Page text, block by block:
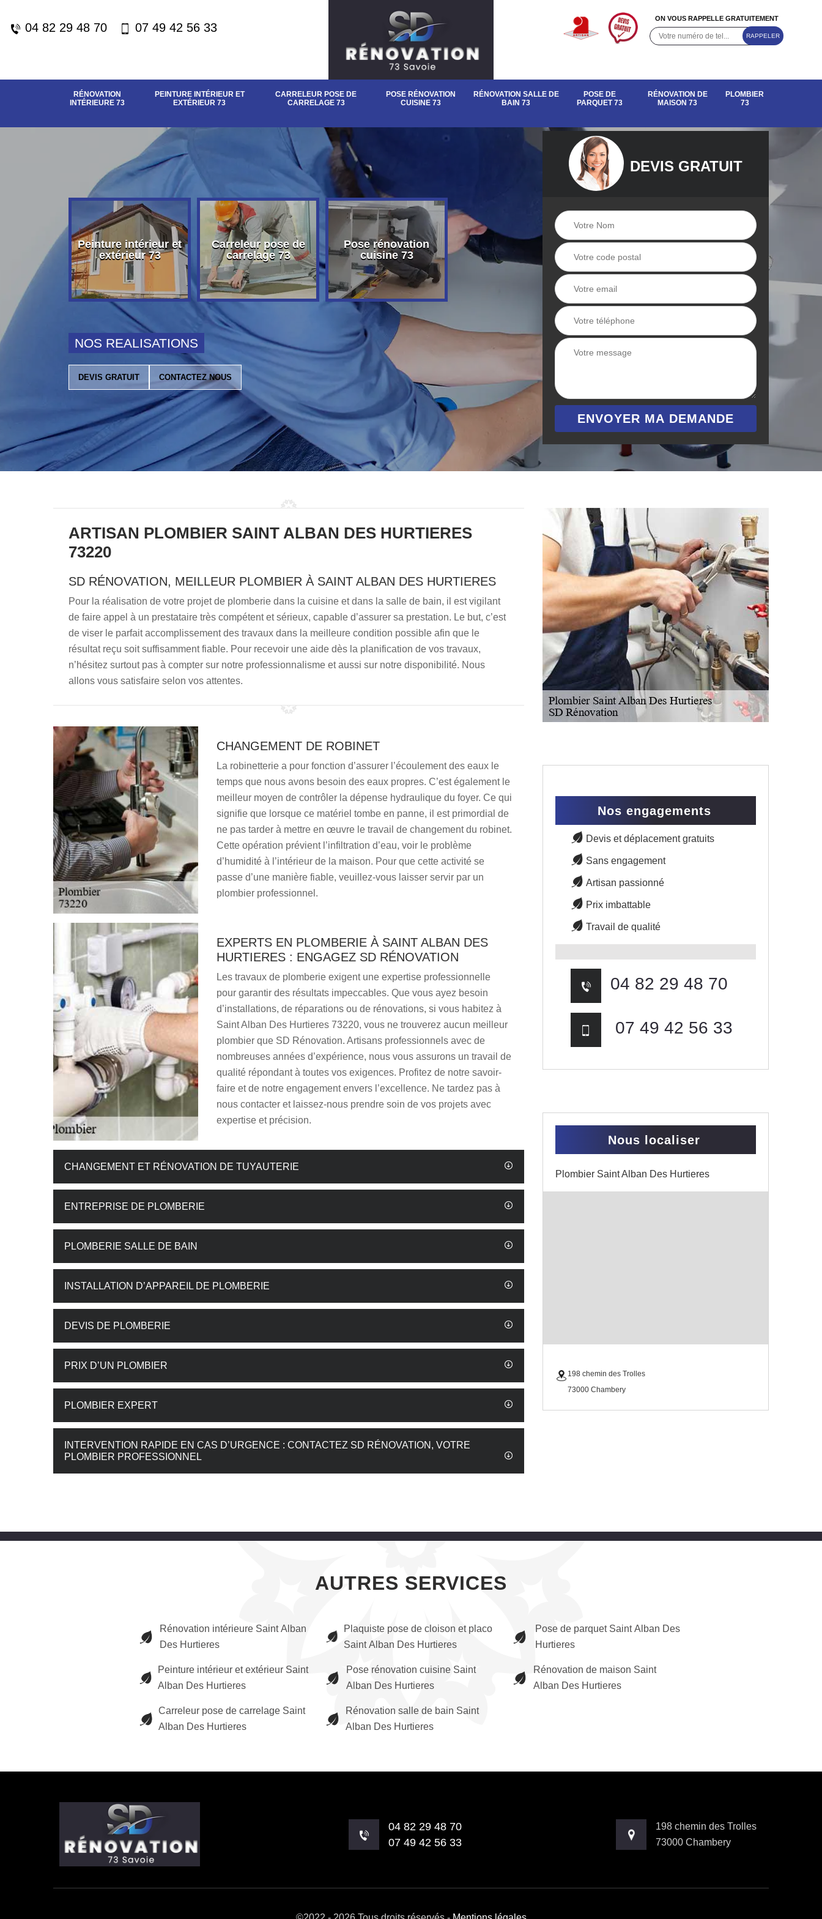
04 82 29 48 70 07 49 42 56 33
ON VOUS RAPPELLE GRATUITEMENT
RÉNOVATION
INTÉRIEURE 73
PEINTURE INTÉRIEUR ET
EXTÉRIEUR 73
CARRELEUR POSE DE
CARRELAGE 73
POSE RÉNOVATION
CUISINE 73
RÉNOVATION SALLE DE
BAIN 73
POSE DE
PARQUET 73
RÉNOVATION DE
MAISON 73
PLOMBIER
73
Peinture intérieur et
extérieur 73
Carreleur pose de
carrelage 73
Pose rénovation
cuisine 73
Rénovation salle de
bain 73
Rénovation de
maison 73
NOS REALISATIONS
DEVIS GRATUIT CONTACTEZ NOUS
DEVIS GRATUIT
ARTISAN PLOMBIER SAINT ALBAN DES HURTIERES
73220
SD RÉNOVATION, MEILLEUR PLOMBIER À SAINT ALBAN DES HURTIERES
Pour la réalisation de votre projet de plomberie dans la cuisine et dans la salle de bain, il est vigilant
de faire appel à un prestataire très compétent et sérieux, capable d’assurer sa prestation. Le but, c’est
de viser le parfait accomplissement des travaux dans la meilleure condition possible afin que le
résultat reçu soit suffisamment fiable. Pour recevoir une aide dès la planification de vos travaux,
n’hésitez surtout pas à compter sur notre professionnalisme et aussi sur notre disponibilité. Nous
allons vous satisfaire selon vos attentes.
CHANGEMENT DE ROBINET
La robinetterie a pour fonction d’assurer l’écoulement des eaux le
temps que nous avons besoin des eaux propres. C’est également le
meilleur moyen de contrôler la dépense hydraulique du foyer. Ce qui
signifie que lorsque ce matériel tombe en panne, il est primordial de
ne pas tarder à mettre en œuvre le travail de changement du robinet.
Cette opération prévient l’infiltration d’eau, voir le problème
d’humidité à l’intérieur de la maison. Pour que cette activité se
passe d’une manière fiable, veuillez-vous laisser servir par un
plombier professionnel.
EXPERTS EN PLOMBERIE À SAINT ALBAN DES
HURTIERES : ENGAGEZ SD RÉNOVATION
Les travaux de plomberie exigent une expertise professionnelle
pour garantir des résultats impeccables. Que vous ayez besoin
d’installations, de réparations ou de rénovations, si vous habitez à
Saint Alban Des Hurtieres 73220, vous ne trouverez aucun meilleur
plombier que SD Rénovation. Artisans professionnels avec de
nombreuses années d’expérience, nous vous assurons un travail de
qualité répondant à toutes vos exigences. Profitez de notre savoir-
faire et de notre engagement envers l’excellence. Ne tardez pas à
nous contacter et laissez-nous prendre soin de vos projets avec
expertise et précision.
CHANGEMENT ET RÉNOVATION DE TUYAUTERIE
ENTREPRISE DE PLOMBERIE
PLOMBERIE SALLE DE BAIN
INSTALLATION D’APPAREIL DE PLOMBERIE
DEVIS DE PLOMBERIE
PRIX D’UN PLOMBIER
PLOMBIER EXPERT
INTERVENTION RAPIDE EN CAS D’URGENCE : CONTACTEZ SD RÉNOVATION, VOTRE
PLOMBIER PROFESSIONNEL
Nos engagements
Devis et déplacement gratuits
Sans engagement
Artisan passionné
Prix imbattable
Travail de qualité
04 82 29 48 70
07 49 42 56 33
Nous localiser
Plombier Saint Alban Des Hurtieres
198 chemin des Trolles
73000 Chambery
AUTRES SERVICES
Rénovation intérieure Saint Alban
Des Hurtieres
Peinture intérieur et extérieur Saint
Alban Des Hurtieres
Carreleur pose de carrelage Saint
Alban Des Hurtieres
Plaquiste pose de cloison et placo
Saint Alban Des Hurtieres
Pose rénovation cuisine Saint
Alban Des Hurtieres
Rénovation salle de bain Saint
Alban Des Hurtieres
Pose de parquet Saint Alban Des
Hurtieres
Rénovation de maison Saint
Alban Des Hurtieres
04 82 29 48 70
07 49 42 56 33
198 chemin des Trolles
73000 Chambery